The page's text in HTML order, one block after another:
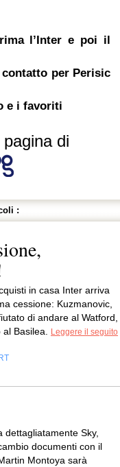
l’Inter e poi il
per Perisic
e i favoriti
di
:
in casa Inter arriva
cessione: Kuzmanovic,
di andare al Watford,
Basilea.
Leggere il seguito
dettagliatamente Sky,
documenti con il
Montoya sarà